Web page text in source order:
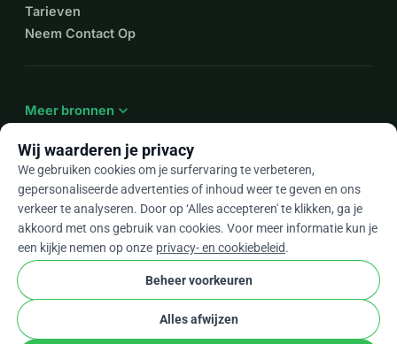
Tarieven
Neem Contact Op
Meer bronnen expand_more
Nlarrow_drop_down
★★★★★ 4,9 / 5 op basis van 500+ reviews
WhyDonatePrivacy en cookies
Algemene voorwaarden
Cookie-instellingen
Wij waarderen je privacy
We gebruiken cookies om je surfervaring te verbeteren,
gepersonaliseerde advertenties of inhoud weer te geven en ons
verkeer te analyseren. Door op ‘Alles accepteren' te klikken, ga je
akkoord met ons gebruik van cookies. Voor meer informatie kun je
een kijkje nemen op onze privacy- en cookiebeleid.
Beheer voorkeuren
Alles afwijzen